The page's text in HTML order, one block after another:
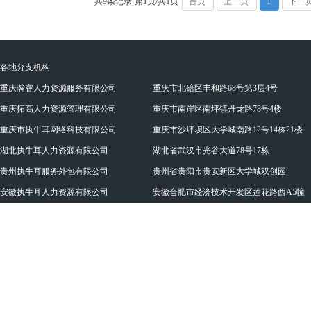
各地分支机构
重庆瀚睿人力资源服务有限公司 重庆市北碚区丰和路68号第3层4号
重庆拓高人力资源管理有限公司 重庆市南岸区南坪镇丹龙路78号4楼
重庆市执牛耳网络科技有限公司 重庆市沙坪坝区大学城南路12号14栋21楼
湖北执牛耳人力资源有限公司 湖北省武汉市光谷大道78号17栋
贵州执牛耳服务外包有限公司 贵州省贵阳市贵安新区大学城双创园
安徽执牛耳人力资源有限公司 安徽合肥市经济技术开发区莲花路西A5幢